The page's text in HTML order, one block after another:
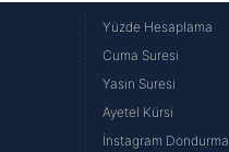
Yüzde Hesaplama
Cuma Suresi
Yasin Suresi
Ayetel Kürsi
İnstagram Dondurma